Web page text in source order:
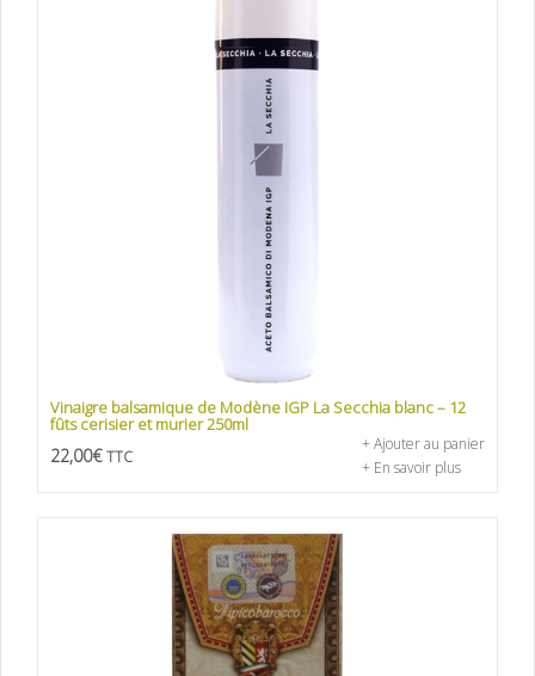
Vinaigre balsamique de Modène IGP La Secchia blanc – 12
fûts cerisier et murier 250ml
22,00€ TTC
+ Ajouter au panier
+ En savoir plus